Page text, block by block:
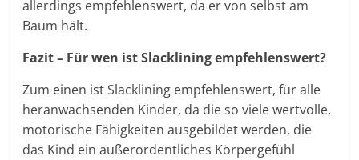
allerdings empfehlenswert, da er von selbst am
Baum hält.
Fazit – Für wen ist Slacklining empfehlenswert?
Zum einen ist Slacklining empfehlenswert, für alle
heranwachsenden Kinder, da die so viele wertvolle,
motorische Fähigkeiten ausgebildet werden, die
das Kind ein außerordentliches Körpergefühl